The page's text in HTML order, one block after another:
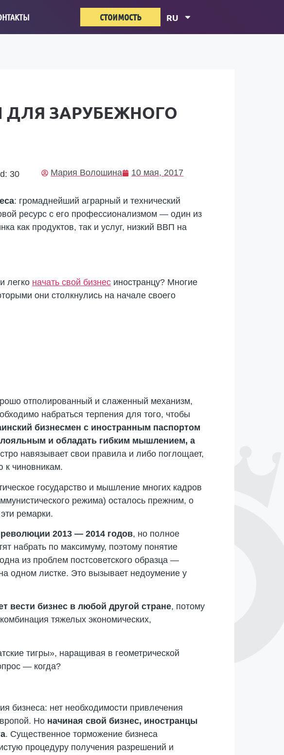
стоимость RU
ДЛЯ ЗАРУБЕЖНОГО
30 Мария Волошина 10 мая, 2017
: громаднейший аграрный и технический
ресурс с его профессионализмом — один из
как продуктов, так и услуг, низкий ВВП на
легко начать свой бизнес иностранцу? Многие
они столкнулись на начале своего
отполированный и слаженный механизм,
набраться терпения для того, чтобы
бизнесмен с иностранным паспортом
и обладать гибким мышлением, а
навязывает свои правила и либо поглощает,
к чиновникам.
государство и мышление многих кадров
режима) осталось прежним, о
ремарки.
2013 — 2014 годов, но полное
набрать по максимуму, поэтому понятие
из проблем постсоветского образца —
одном листке. Это вызывает недоумение у
вести бизнес в любой другой стране, потому
тяжелых экономических,
тигры», наращивая в геометрической
— когда?
бизнеса: нет необходимости привлечения
Но начиная свой бизнес, иностранцы
. Существенное торможение бизнеса
процедуру получения разрешений и